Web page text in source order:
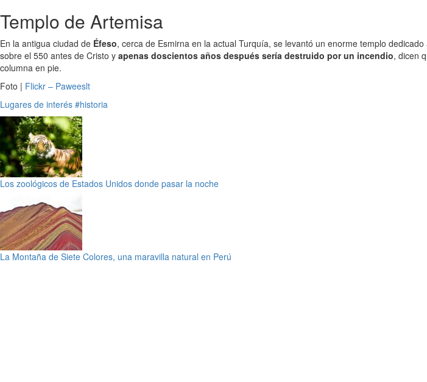
Templo de Artemisa
En la antigua ciudad de Éfeso, cerca de Esmirna en la actual Turquía, se levantó un enorme templo dedicado
sobre el 550 antes de Cristo y apenas doscientos años después sería destruido por un incendio, dicen
columna en pie.
Foto | Flickr – Paweeslt
Lugares de interés #historia
Los zoológicos de Estados Unidos donde pasar la noche
La Montaña de Siete Colores, una maravilla natural en Perú